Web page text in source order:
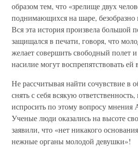
образом тем, что «зрелище двух
поднимающихся на шаре, безобразно
Вся эта история произвела большой
защищался в печати, говоря, что
желает совершить свободный полет и
насилие могут воспрепятствовать ей
Не рассчитывая найти сочувствие в
снять с себя всякую
испросить по этому вопросу мнения
Ученые люди оказались на высоте
заявили, что «нет никакого
нежные органы молодой девушки»!